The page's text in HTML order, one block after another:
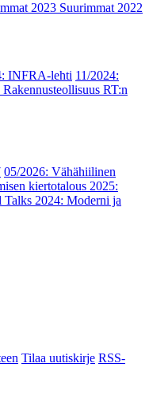
2023 Suurimmat 2022
INFRA-lehti 11/2024:
RT:n
05/2026: Vähähiilinen
kiertotalous 2025:
Talks 2024: Moderni ja
Tilaa uutiskirje RSS-